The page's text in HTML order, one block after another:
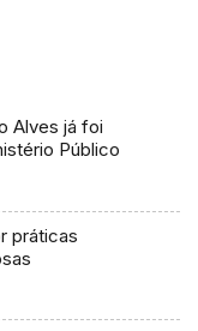
Alves já foi
Público
práticas